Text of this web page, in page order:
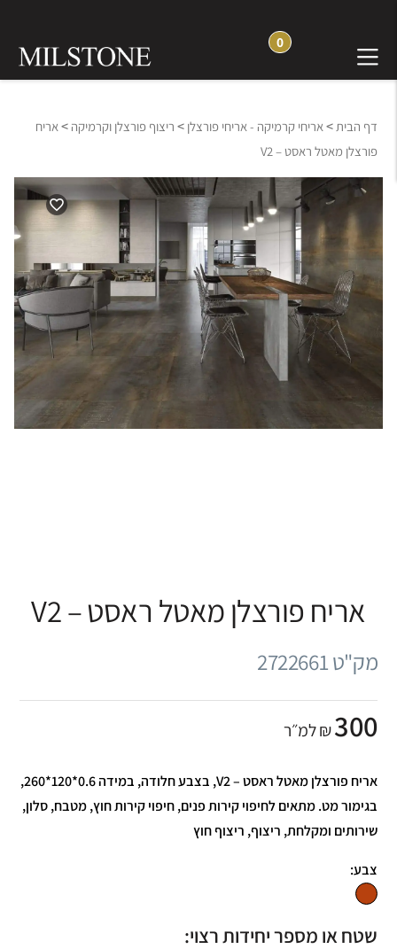
0
דף הבית> אריחי קרמיקה - אריחי פורצלן > ריצוף פורצלן וקרמיקה > אריח
פורצלן מאטל ראסט – V2
אריח פורצלן מאטל ראסט – V2
מק"ט 2722661
300₪ למ״ר
אריח פורצלן מאטל ראסט – V2, בצבע חלודה, במידה 0.6*120*260,
בגימור מט. מתאים לחיפוי קירות פנים, חיפוי קירות חוץ, מטבח, סלון,
שירותים ומקלחת, ריצוף, ריצוף חוץ
צבע:
שטח או מספר יחידות רצוי: